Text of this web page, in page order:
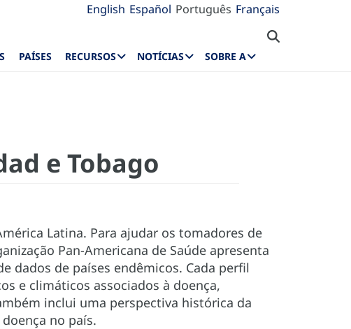
English Español Português Français
PAÍSES RECURSOS NOTÍCIAS SOBRE A
e Tobago
Latina. Para ajudar os tomadores de
Pan-Americana de Saúde apresenta
dados de países endêmicos. Cada perfil
e climáticos associados à doença,
inclui uma perspectiva histórica da
no país.